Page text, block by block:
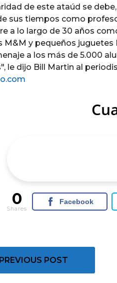
de este ataúd se
sus tiempos como
a lo largo de 30 años
M&M y pequeños juguetes
a los más de 5.000
le dijo Bill Martin al
0
Shares
Facebook
PREVIOUS POST